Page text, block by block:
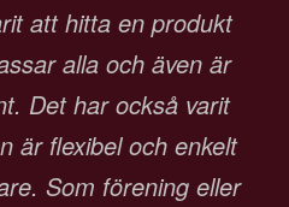
att hitta en produkt
alla och även är
Det har också varit
är flexibel och enkelt
Som förening eller